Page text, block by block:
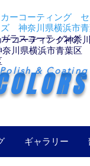
カーコーティング
ズ 神奈川県横浜市
ガラスコーティング
ーコーティング神
奈川県横浜市青葉
Polish & Coating
ギャラリー